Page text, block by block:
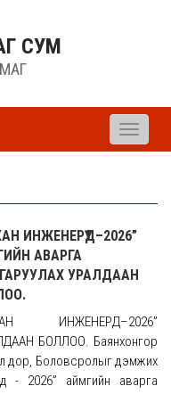
СУМ
Toggle
ИНЖЕНЕРҮҮД–2026”
АВАРГА
УРАЛДААН
ИНЖЕНЕРҮҮД–2026”
БОЛЛОО. Баянхонгор
дор, Боловсролыг дэмжих
- 2026” аймгийн аварга